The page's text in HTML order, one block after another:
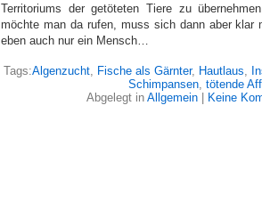
Territoriums der getöteten Tiere zu
möchte man da rufen, muss sich dann aber klar
eben auch nur ein Mensch…
Tags:Algenzucht, Fische als Gärnter, Hautlaus,
Schimpansen, tötende
Abgelegt in Allgemein Keine